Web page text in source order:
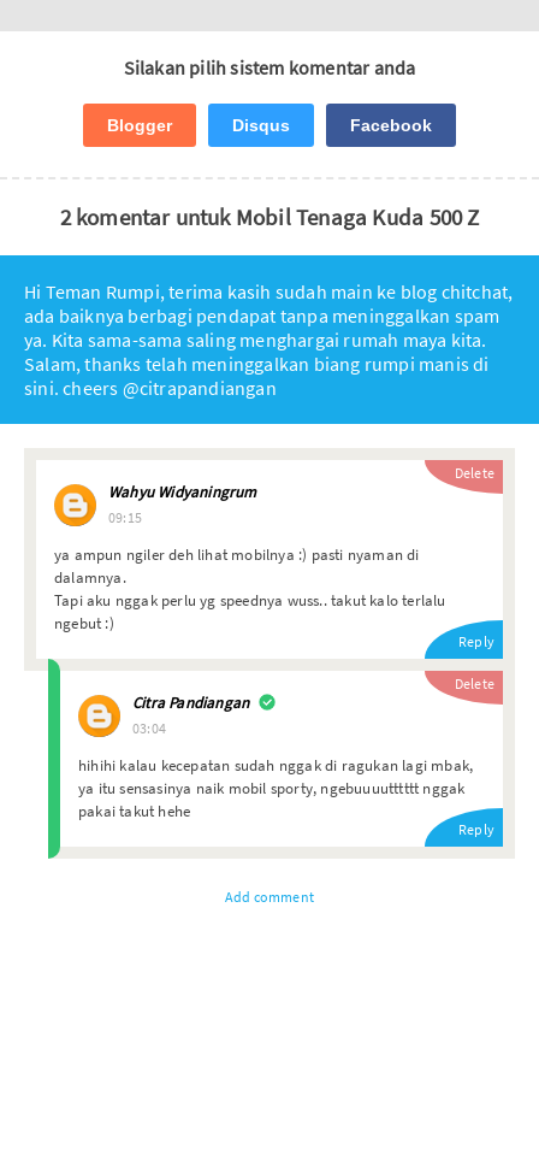
Silakan pilih sistem komentar anda
Blogger Disqus Facebook
2 komentar untuk Mobil Tenaga Kuda 500 Z
Hi Teman Rumpi, terima kasih sudah main ke blog chitchat,
ada baiknya berbagi pendapat tanpa meninggalkan spam
ya. Kita sama-sama saling menghargai rumah maya kita.
Salam, thanks telah meninggalkan biang rumpi manis di
sini. cheers @citrapandiangan
Wahyu Widyaningrum
09:15
ya ampun ngiler deh lihat mobilnya :) pasti nyaman di
dalamnya.
Tapi aku nggak perlu yg speednya wuss.. takut kalo terlalu
ngebut :)
Reply
Delete
Citra Pandiangan
03:04
hihihi kalau kecepatan sudah nggak di ragukan lagi mbak,
ya itu sensasinya naik mobil sporty, ngebuuuutttttt nggak
pakai takut hehe
Delete
Reply
Add comment